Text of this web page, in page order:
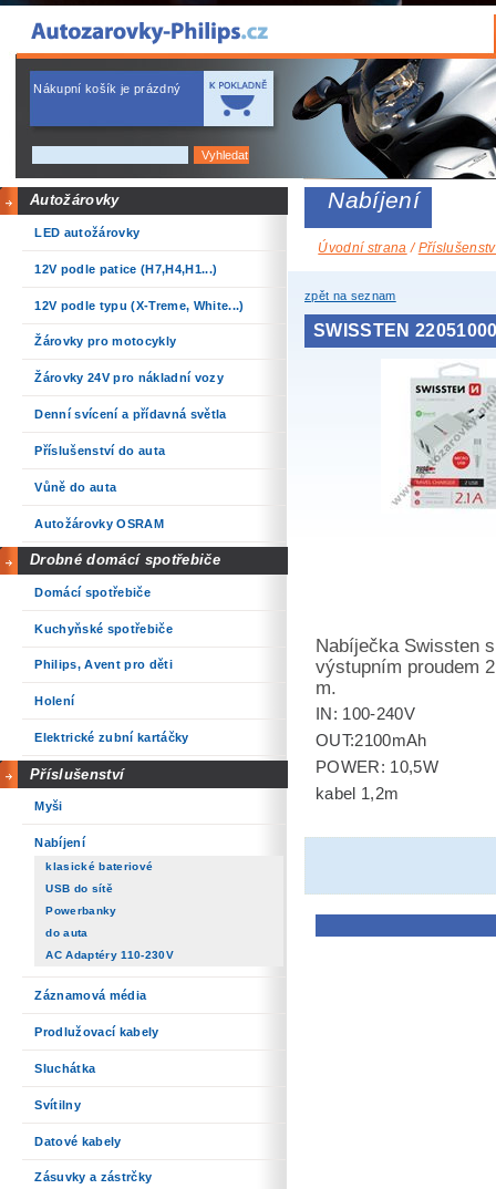
Nákupní košík je prázdný
Autožárovky
LED autožárovky
12V podle patice (H7,H4,H1...)
12V podle typu (X-Treme, White...)
Žárovky pro motocykly
Žárovky 24V pro nákladní vozy
Denní svícení a přídavná světla
Příslušenství do auta
Vůně do auta
Autožárovky OSRAM
Drobné domácí spotřebiče
Domácí spotřebiče
Kuchyňské spotřebiče
Philips, Avent pro děti
Holení
Elektrické zubní kartáčky
Příslušenství
Myši
Nabíjení
klasické bateriové
USB do sítě
Powerbanky
do auta
AC Adaptéry 110-230V
Záznamová média
Prodlužovací kabely
Sluchátka
Svítilny
Datové kabely
Zásuvky a zástrčky
Nabíjení
Úvodní strana /
zpět na seznam
SWISSTEN
Nabíječka Swissten
výstupním proudem
m.
IN: 100-240V
OUT:2100mAh
POWER: 10,5W
kabel 1,2m